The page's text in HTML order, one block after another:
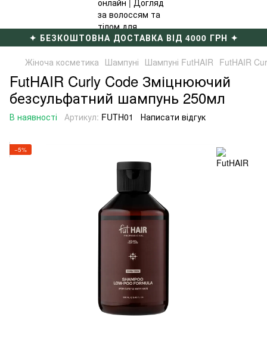
✦ БЕЗКОШТОВНА ДОСТАВКА ВІД 4000 ГРН ✦
Жіноча косметика Шампуні Шампуні FutHAIR FutHAIR
FutHAIR Curly Code Зміцнюючий
безсульфатний шампунь 250мл
В наявності Артикул: FUTH01 Написати відгук
−5%